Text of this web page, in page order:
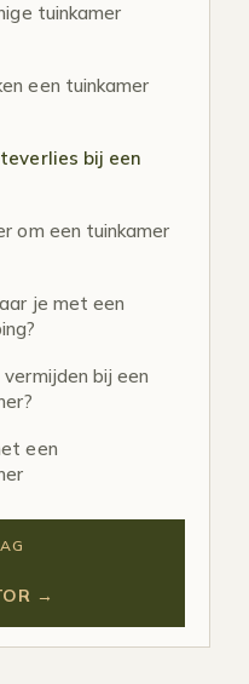
tuinkamer
een tuinkamer
bij een
om een tuinkamer
je met een
bij een
een
→